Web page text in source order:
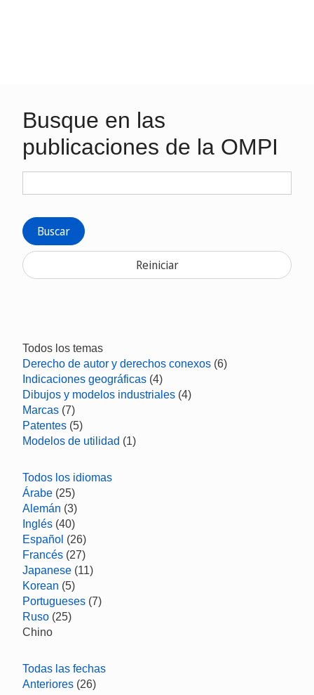
Busque en las
publicaciones de la OMPI
Buscar
Reiniciar
Todos los temas
Derecho de autor y derechos conexos (6)
Indicaciones geográficas (4)
Dibujos y modelos industriales (4)
Marcas (7)
Patentes (5)
Modelos de utilidad (1)
Todos los idiomas
Árabe (25)
Alemán (3)
Inglés (40)
Español (26)
Francés (27)
Japanese (11)
Korean (5)
Portugueses (7)
Ruso (25)
Chino
Todas las fechas
Anteriores (26)